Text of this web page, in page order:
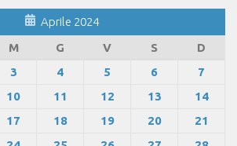
Aprile 2024
M G V S
D
3 4 5 6
7
10 11 12 13
14
17 18 19 20
21